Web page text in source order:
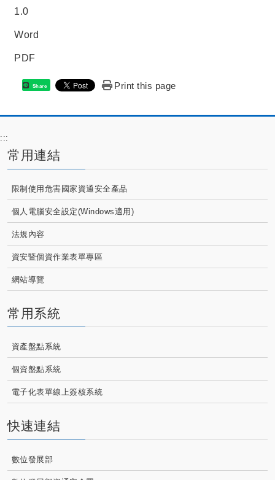
1.0
Word
PDF
Share Print this page
:::
常用連結
限制使用危害國家資通安全產品
個人電腦安全設定(Windows適用)
法規內容
資安暨個資作業表單專區
網站導覽
常用系統
資產盤點系統
個資盤點系統
電子化表單線上簽核系統
快速連結
數位發展部